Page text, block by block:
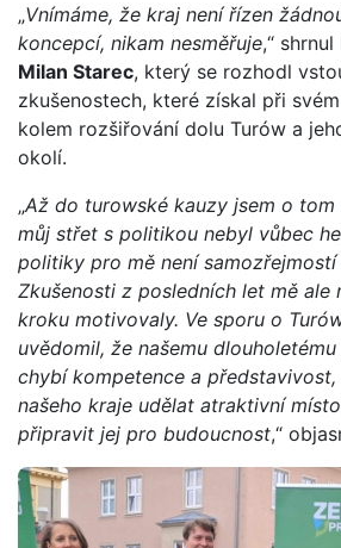
„Vnímáme, že kraj není řízen
koncepcí, nikam nesměřuje,“
Milan Starec, který se rozhodl
zkušenostech, které získal při
kolem rozšiřování dolu Turów a
okolí.
„Až do turowské kauzy jsem o tom
můj střet s politikou nebyl vůbec
politiky pro mě není samozřejmostí
Zkušenosti z posledních let mě ale
kroku motivovaly. Ve sporu o
uvědomil, že našemu
chybí kompetence a
našeho kraje udělat atraktivní
připravit jej pro budoucnost,“